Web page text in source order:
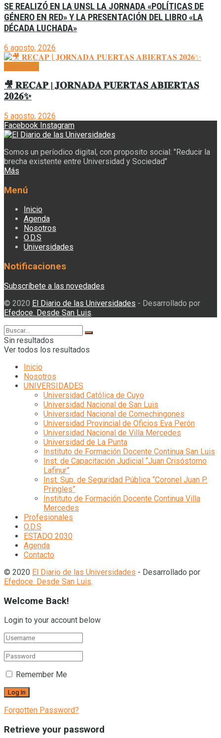
SE REALIZÓ EN LA UNSL LA JORNADA «POLÍTICAS DE
GÉNERO EN RED» Y LA PRESENTACIÓN DEL LIBRO «LA
DÉCADA LUCHADA»
6 agosto, 2026
🎥 𝐑𝐄𝐂𝐀𝐏 | 𝐉𝐎𝐑𝐍𝐀𝐃𝐀 𝐏𝐔𝐄𝐑𝐓𝐀𝐒 𝐀𝐁𝐈𝐄𝐑𝐓𝐀𝐒
𝟐𝟎𝟐𝟔✨
5 agosto, 2026
Facebook Instagram
Somos un períodico digital, con proposito social: "Reducir la
brecha existente entre Universidad y Sociedad"
Más
Menú
Inicio
Agenda
Nosotros
O.D.S
Universidades
Notificaciones
Subscríbete a las novedades
© 2020 El Diario de las Universidades - Desarrollado por
Efedoce. Desde San Luis.
Sin resultados
Ver todos los resultados
Inicio
Nosotros
UNIVERSIDADES
Universidad Católica de Cuyo
Universidad Nacional de San Luis
Universidad Nacional de Comechingones
Universidad Provincial de Oficios Eva Perón
Universidad Nacional de Villa Mercedes
Universidad de La Punta
Instituto de Formación Docente Continua San Luis
Inst. de Capacitación Judicial “Juan Crisóstomo
Lafinur”
Inst. Sup. de Seguridad Pública “Coronel Juan P.
Pringles”
Instituto de Formación Docente Continua Villa
Mercedes
Profesionales
O.D.S
ESTADO 2030
Agenda
Contacto
© 2020 El Diario de las Universidades - Desarrollado por
Efedoce. Desde San Luis.
Welcome Back!
Login to your account below
Remember Me
Forgotten Password?
Retrieve your password